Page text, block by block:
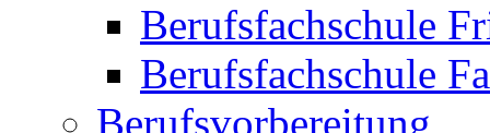
Berufsfachschule
Berufsfachschule
Berufsvorbereitung